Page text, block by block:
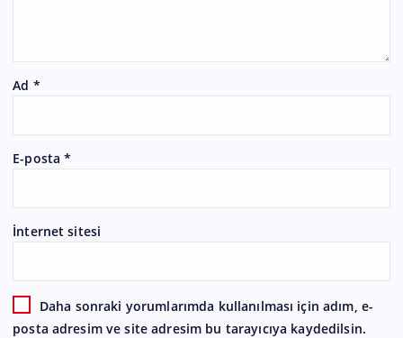
Ad *
E-posta*
İnternet sitesi
Daha sonraki yorumlarımda kullanılması için adım, e-
posta adresim ve site adresim bu tarayıcıya kaydedilsin.